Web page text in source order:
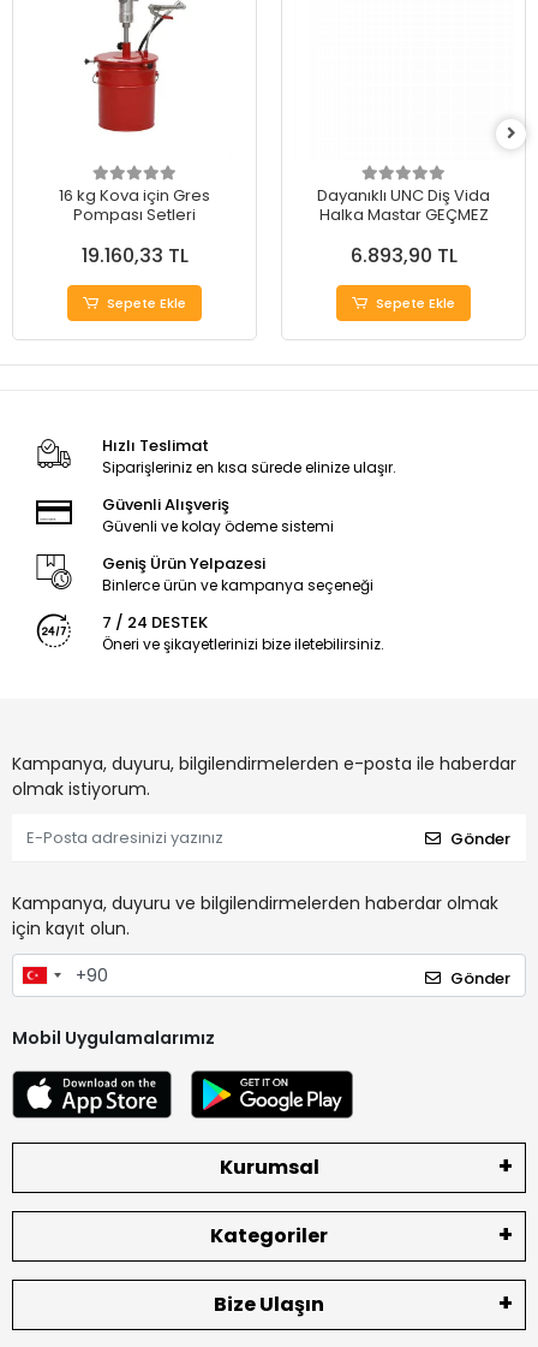
16 kg Kova için Gres
Pompası Setleri
19.160,33 TL
Sepete Ekle
Dayanıklı UNC Diş Vida
Halka Mastar GEÇMEZ
6.893,90 TL
Sepete Ekle
Hızlı Teslimat
Siparişleriniz en kısa sürede elinize ulaşır.
Güvenli Alışveriş
Güvenli ve kolay ödeme sistemi
Geniş Ürün Yelpazesi
Binlerce ürün ve kampanya seçeneği
7 / 24 DESTEK
Öneri ve şikayetlerinizi bize iletebilirsiniz.
Kampanya, duyuru, bilgilendirmelerden e-posta ile haberdar
olmak istiyorum.
Gönder
Kampanya, duyuru ve bilgilendirmelerden haberdar olmak
için kayıt olun.
Gönder
Mobil Uygulamalarımız
Kurumsal
Kategoriler
Bize Ulaşın